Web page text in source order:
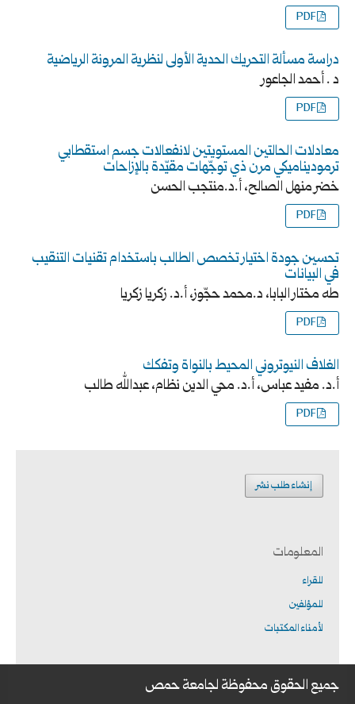
PDF
دراسة مسألة التحريك الحدية الأولى لنظرية المرونة الرياضية
د . أحمد الجاعور
PDF
معادلات الحالتين المستويتين لانفعالات جسم استقطابي
ترموديناميكي مرن ذي توجّهات مقيّدة بالإزاحات
خضر منهل الصالح، أ.د.منتجب الحسن
PDF
تحسين جودة اختيار تخصص الطالب باستخدام تقنيات التنقيب
في البيانات
طه مختار البابا، د.محمد حجّوز، أ.د. زكريا زكريا
PDF
الغلاف النيوتروني المحيط بالنواة وتفكك
أ.د. مفيد عباس، أ.د. محي الدين نظام، عبدالله طالب
PDF
إنشاء طلب نشر
المعلومات
للقراء
للمؤلفين
لأمناء المكتبات
جميع الحقوق محفوظة لجامعة حمص